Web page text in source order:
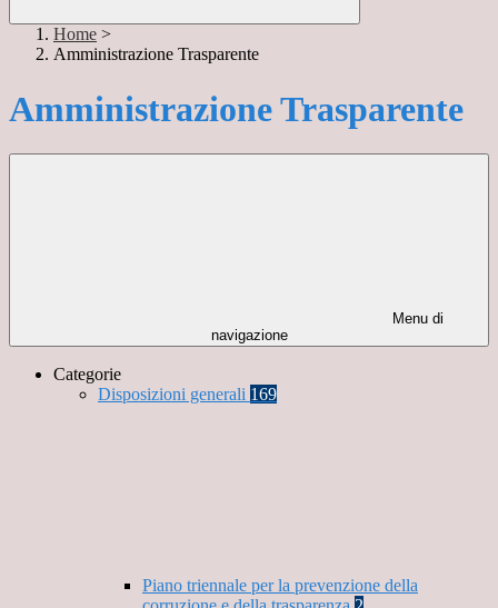
Home >
Amministrazione Trasparente
Amministrazione Trasparente
Menu di
navigazione
Categorie
Disposizioni generali 169
Piano triennale per la prevenzione della